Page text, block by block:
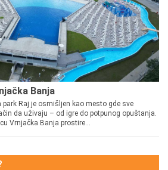
Banja
park Raj je osmišljen kao mesto gde sve
da uživaju – od igre do potpunog opuštanja.
Vrnjačka Banja prostire...